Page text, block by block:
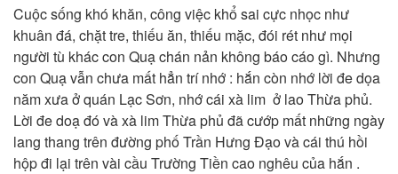
Cuộc sống khó khăn, công việc khổ sai cực nhọc như
khuân đá, chặt tre, thiếu ăn, thiếu mặc, đói rét như mọi
người tù khác con Quạ chán nản không báo cáo gì. Nhưng
con Quạ vẫn chưa mất hẳn trí nhớ : hắn còn nhớ lời đe dọa
năm xưa ở quán Lạc Sơn, nhớ cái xà lim ở lao Thừa phủ.
Lời đe doạ đó và xà lim Thừa phủ đã cướp mất những ngày
lang thang trên đường phố Trần Hưng Đạo và cái thú hồi
hộp đi lại trên vài cầu Trường Tiền cao nghêu của hắn .